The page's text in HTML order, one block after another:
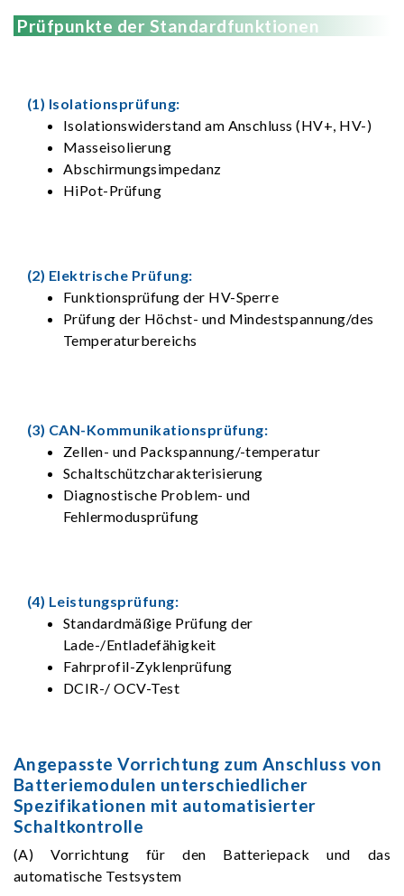
Prüfpunkte der Standardfunktionen
(1) Isolationsprüfung:
Isolationswiderstand am Anschluss (HV+, HV-)
Masseisolierung
Abschirmungsimpedanz
HiPot-Prüfung
(2) Elektrische Prüfung:
Funktionsprüfung der HV-Sperre
Prüfung der Höchst- und Mindestspannung/des
Temperaturbereichs
(3) CAN-Kommunikationsprüfung:
Zellen- und Packspannung/-temperatur
Schaltschützcharakterisierung
Diagnostische Problem- und
Fehlermodusprüfung
(4) Leistungsprüfung:
Standardmäßige Prüfung der
Lade-/Entladefähigkeit
Fahrprofil-Zyklenprüfung
DCIR-/ OCV-Test
Angepasste Vorrichtung zum Anschluss von
Batteriemodulen unterschiedlicher
Spezifikationen mit automatisierter
Schaltkontrolle
(A) Vorrichtung für den Batteriepack und das
automatische Testsystem